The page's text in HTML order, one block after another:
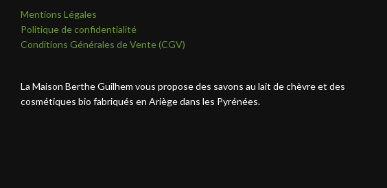
Mentions Légales
Politique de confidentialité
Conditions Générales de Vente (CGV)
La Maison Berthe Guilhem vous propose des savons au lait de chèvre et des
cosmétiques bio fabriqués en Ariège dans les Pyrénées.